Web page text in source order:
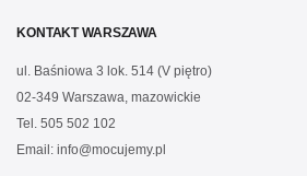
KONTAKT WARSZAWA
ul. Baśniowa 3 lok. 514 (V piętro)
02-349 Warszawa, mazowickie
Tel. 505 502 102
Email: info@mocujemy.pl